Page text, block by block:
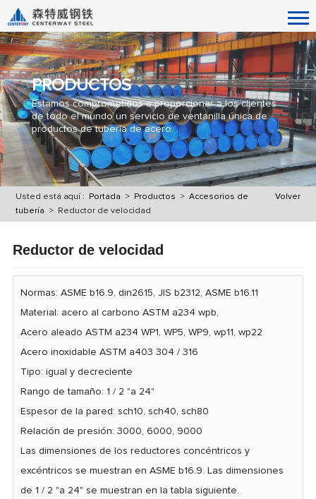
PRODUCTOS
Estamos comprometidos a proporcionar a los clientes
de todo el mundo un servicio de ventanilla única de
productos de tubería de acero.
Volver
Usted está aquí : Portada > Productos >Accesorios de
tubería
> Reductor de velocidad
Reductor de velocidad
Normas: ASME b16.9, din2615, JIS b2312, ASME b16.11
Material: acero al carbono ASTM a234 wpb,
Acero aleado ASTM a234 WP1, WP5, WP9, wp11, wp22
Acero inoxidable ASTM a403 304 / 316
Tipo: igual y decreciente
Rango de tamaño: 1 / 2 "a 24"
Espesor de la pared: sch10, sch40, sch80
Relación de presión: 3000, 6000, 9000
Las dimensiones de los reductores concéntricos y
excéntricos se muestran en ASME b16.9. Las dimensiones
de 1 / 2 "a 24" se muestran en la tabla siguiente.